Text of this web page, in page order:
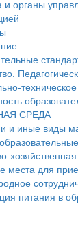
и органы
СРЕДА
и иные виды
места для
питания в